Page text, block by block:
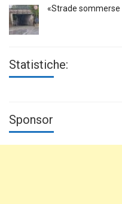
«Strade
Statistiche:
Sponsor